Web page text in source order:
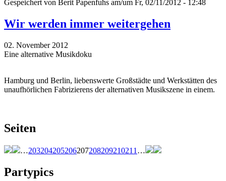
Gespeichert von Berit Papenfuhs am/um Fr, 02/11/2012 - 12:48
Wir werden immer weitergehen
02. November 2012
Eine alternative Musikdoku
Hamburg und Berlin, liebenswerte Großstädte und Werkstätten des
unaufhörlichen Fabrizierens der alternativen Musikszene in einem.
Seiten
…203204205206207208209210211 …
Partypics